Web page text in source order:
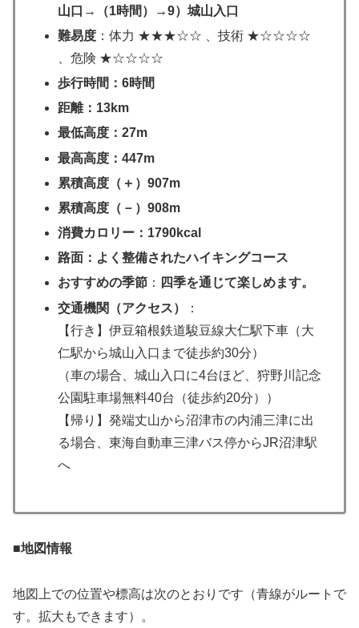
山口→（1時間）→9）城山入口
難易度 ：体力 ★★★☆☆ 、技術 ★☆☆☆☆
、危険 ★☆☆☆☆
歩行時間：6時間
距離：13km
最低高度：27m
最高高度：447m
累積高度（＋）907m
累積高度（－）908m
消費カロリー：1790kcal
路面：よく整備されたハイキングコース
おすすめの季節 ： 四季を通じて楽しめます。
交通機関（アクセス）
：
【行き】伊豆箱根鉄道駿豆線大仁駅下車（大
仁駅から城山入口まで徒歩約30分）
（車の場合、城山入口に4台ほど、狩野川記念
公園駐車場無料40台（徒歩約20分））
【帰り】発端丈山から沼津市の内浦三津に出
る場合、東海自動車三津バス停からJR沼津駅
へ
■地図情報
地図上での位置や標高は次のとおりです（青線がルートで
す。拡大もできます）。